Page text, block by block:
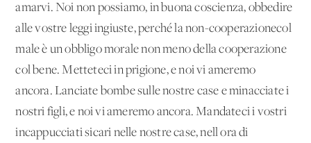
amarvi. Noi non possiamo, in buona coscienza, obbedire
alle vostre leggi ingiuste, perché la non-cooperazionecol
male è un obbligo morale non meno della cooperazione
col bene. Metteteci in prigione, e noi vi ameremo
ancora. Lanciate bombe sulle nostre case e minacciate i
nostri figli, e noi vi ameremo ancora. Mandateci i vostri
incappucciati sicari nelle nostre case, nell'ora di